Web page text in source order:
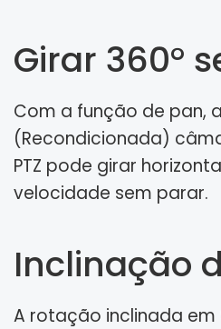
Girar 360°
Com a função de pan,
(Recondicionada)
PTZ pode girar
velocidade sem parar.
Inclinação
A rotação inclinada em